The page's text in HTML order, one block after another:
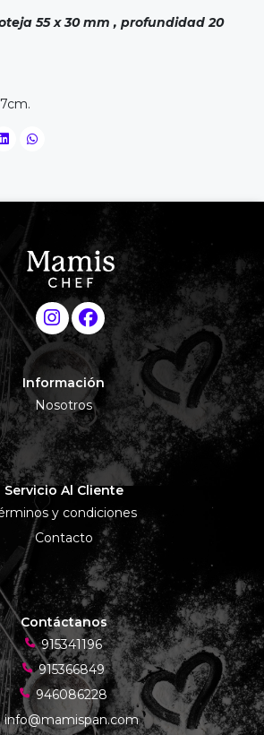
55 x 30 mm , profundidad 20
Información
Nosotros
Servicio Al Cliente
y condiciones
Contacto
Contáctanos
915341196
915366849
946086228
info@mamispan.com